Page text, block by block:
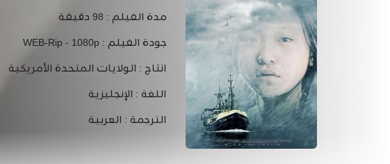
مدة الفيلم : 98 دقيقة
جودة الفيلم : WEB-Rip - 1080p
انتاج : الولايات المتحدة الأمريكية
اللغة : الإنجليزية
الترجمة : العربية